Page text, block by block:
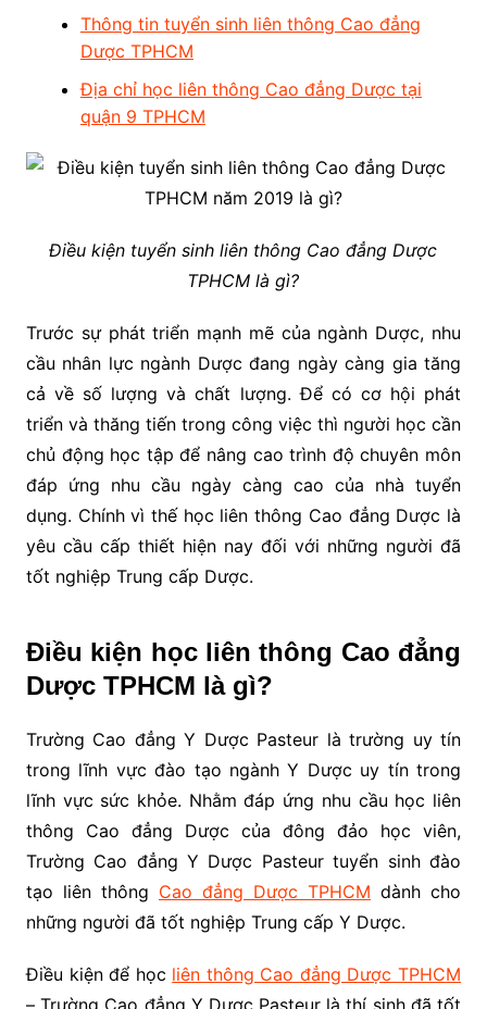
Thông tin tuyển sinh liên thông Cao đẳng
Dược TPHCM
Địa chỉ học liên thông Cao đẳng Dược tại
quận 9 TPHCM
Điều kiện tuyển sinh liên thông Cao đẳng Dược
TPHCM là gì?
Trước sự phát triển mạnh mẽ của ngành Dược, nhu
cầu nhân lực ngành Dược đang ngày càng gia tăng
cả về số lượng và chất lượng. Để có cơ hội phát
triển và thăng tiến trong công việc thì người học cần
chủ động học tập để nâng cao trình độ chuyên môn
đáp ứng nhu cầu ngày càng cao của nhà tuyển
dụng. Chính vì thế học liên thông Cao đẳng Dược là
yêu cầu cấp thiết hiện nay đối với những người đã
tốt nghiệp Trung cấp Dược.
Điều kiện học liên thông Cao đẳng
Dược TPHCM là gì?
Trường Cao đẳng Y Dược Pasteur là trường uy tín
trong lĩnh vực đào tạo ngành Y Dược uy tín trong
lĩnh vực sức khỏe. Nhằm đáp ứng nhu cầu học liên
thông Cao đẳng Dược của đông đảo học viên,
Trường Cao đẳng Y Dược Pasteur tuyển sinh đào
tạo liên thông Cao đẳng Dược TPHCM dành cho
những người đã tốt nghiệp Trung cấp Y Dược.
Điều kiện để học liên thông Cao đẳng Dược TPHCM
– Trường Cao đẳng Y Dược Pasteur là thí sinh đã tốt